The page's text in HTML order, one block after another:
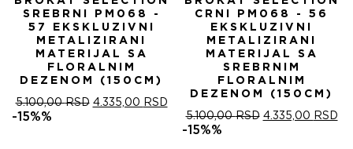
SREBRNI PM068 -
57 EKSKLUZIVNI
METALIZIRANI
MATERIJAL SA
FLORALNIM
DEZENOM (150CM)
5.100,00RSD ОРИГИНАЛНА
4.335,00 RSDТРЕНУТНА
ЦЕНА
-15%%
CRNI PM068 - 56
EKSKLUZIVNI
METALIZIRANI
MATERIJAL SA
SREBRNIM
FLORALNIM
DEZENOM (150CM)
5.100,00RSD ОРИГИНАЛНА
4.335,00 RSD
-15%%